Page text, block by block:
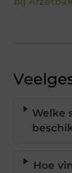
Welke
Hoe